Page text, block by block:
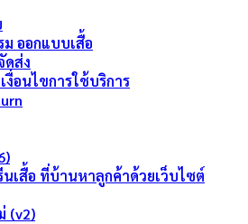
ม ออกแบบเสื้อ
ดส่ง
งื่อนไขการใช้บริการ
นเสื้อ ที่บ้านหาลูกค้าด้วยเว็บไซต์
(v2)